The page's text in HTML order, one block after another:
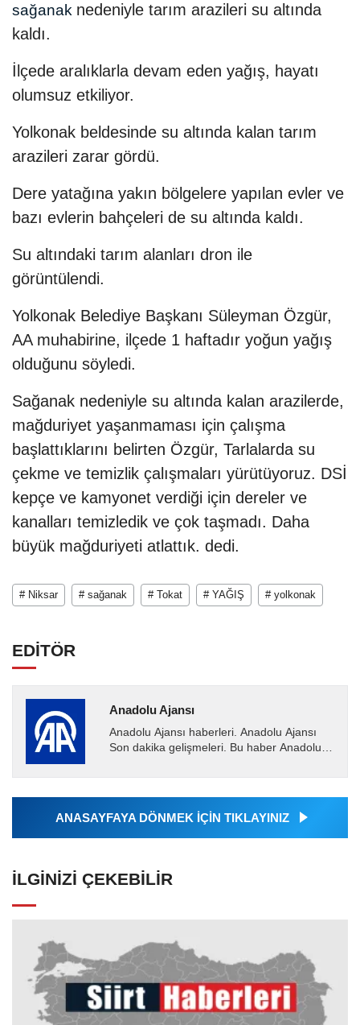
sağanak nedeniyle tarım arazileri su altında
kaldı.
İlçede aralıklarla devam eden yağış, hayatı
olumsuz etkiliyor.
Yolkonak beldesinde su altında kalan tarım
arazileri zarar gördü.
Dere yatağına yakın bölgelere yapılan evler ve
bazı evlerin bahçeleri de su altında kaldı.
Su altındaki tarım alanları dron ile
görüntülendi.
Yolkonak Belediye Başkanı Süleyman Özgür,
AA muhabirine, ilçede 1 haftadır yoğun yağış
olduğunu söyledi.
Sağanak nedeniyle su altında kalan arazilerde,
mağduriyet yaşanmaması için çalışma
başlattıklarını belirten Özgür, Tarlalarda su
çekme ve temizlik çalışmaları yürütüyoruz. DSİ
kepçe ve kamyonet verdiği için dereler ve
kanalları temizledik ve çok taşmadı. Daha
büyük mağduriyeti atlattık. dedi.
# Niksar # sağanak # Tokat # YAĞIŞ # yolkonak
EDİTÖR
Anadolu Ajansı
Anadolu Ajansı haberleri. Anadolu Ajansı
Son dakika gelişmeleri. Bu haber Anadolu
Ajansı tarafından...
ANASAYFAYA DÖNMEK İÇİN TIKLAYINIZ
İLGINIZI ÇEKEBILIR